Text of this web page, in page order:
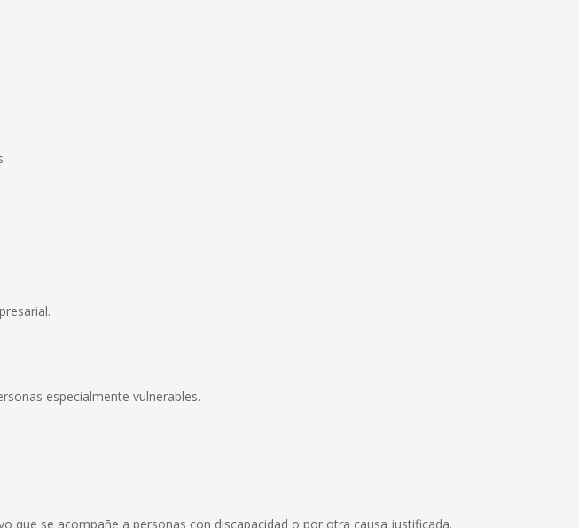
especialmente vulnerables.
que se acompañe a personas con discapacidad o por otra causa justificada.